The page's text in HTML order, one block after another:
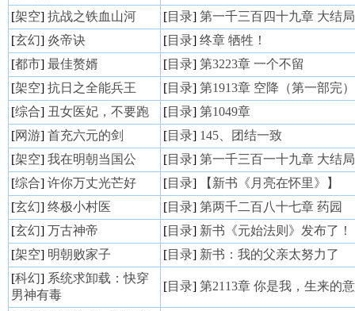
[架空] 抗战之铁血山河 [目录] 第一千三百四十九章 大结局
[玄幻] 炎帝诀 [目录] 终章 牺牲！
[都市] 最佳赘婿 [目录] 第3223章 一个不留
[架空] 抗日之全能兵王 [目录] 第1913章 空降（第一部完）
[综合] 丑女医妃，不要跑 [目录] 第1049章
[网游] 首充六元的剑 [目录] 145、团结一致
[架空] 我在明朝当国公 [目录] 第一千三百一十九章 大结局
[综合] 许你万丈光芒好 [目录]
【新书《月亮在怀里》】
[玄幻] 终极小村医 [目录] 第两千二百八十七章 药园
[玄幻] 万古神帝 [目录] 新书《元始法则》发布了！
[架空] 明朝败家子 [目录] 新书：我的父亲太努力了
[科幻] 系统求卸载：快穿
男神有毒
[目录] 第2113章 你是我，生来的